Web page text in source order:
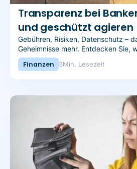
Transparenz bei
und geschützt agieren
Gebühren, Risiken, Datenschutz –
Geheimnisse mehr. Entdecken Sie,
Banken Ihnen hilft, informiert und
finanzielle Zukunft zu gehen.
Finanzen 3Min. Lesezeit